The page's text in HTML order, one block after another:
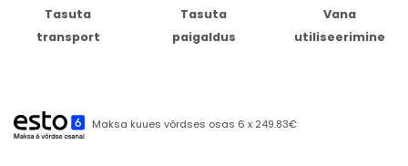
Tasuta
transport
Tasuta
paigaldus
Vana
utiliseerimine
Maksa kuues võrdses osas 6 x 249.83€